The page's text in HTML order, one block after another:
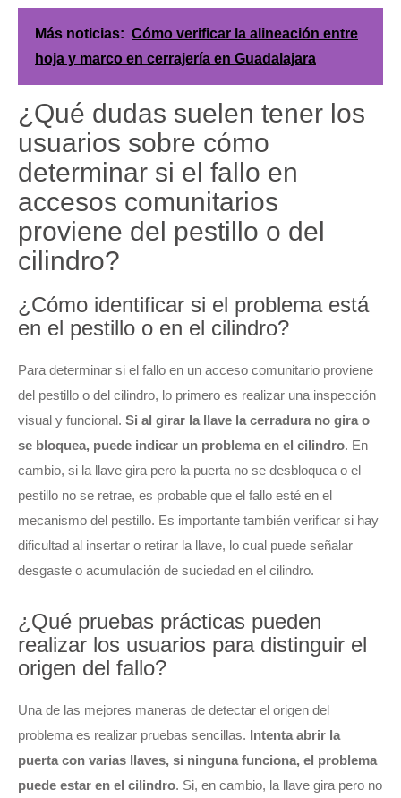
Más noticias: Cómo verificar la alineación entre
hoja y marco en cerrajería en Guadalajara
¿Qué dudas suelen tener los
usuarios sobre cómo
determinar si el fallo en
accesos comunitarios
proviene del pestillo o del
cilindro?
¿Cómo identificar si el problema está
en el pestillo o en el cilindro?
Para determinar si el fallo en un acceso comunitario proviene
del pestillo o del cilindro, lo primero es realizar una inspección
visual y funcional. Si al girar la llave la cerradura no gira o
se bloquea, puede indicar un problema en el cilindro. En
cambio, si la llave gira pero la puerta no se desbloquea o el
pestillo no se retrae, es probable que el fallo esté en el
mecanismo del pestillo. Es importante también verificar si hay
dificultad al insertar o retirar la llave, lo cual puede señalar
desgaste o acumulación de suciedad en el cilindro.
¿Qué pruebas prácticas pueden
realizar los usuarios para distinguir el
origen del fallo?
Una de las mejores maneras de detectar el origen del
problema es realizar pruebas sencillas. Intenta abrir la
puerta con varias llaves, si ninguna funciona, el problema
puede estar en el cilindro. Si, en cambio, la llave gira pero no